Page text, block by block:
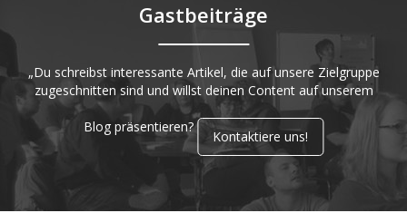
Gastbeiträge
„Du schreibst interessante Artikel, die auf unsere Zielgruppe
zugeschnitten sind und willst deinen Content auf unserem
Blog präsentieren?
Kontaktiere uns!